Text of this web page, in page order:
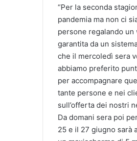
“Per la seconda
pandemia ma non ci
persone regalando
garantita da un
che il mercoledì sera
abbiamo preferito
per accompagnare
tante persone e nei
sull’offerta dei nostri
Da domani sera poi
25 e il 27 giugno sarà